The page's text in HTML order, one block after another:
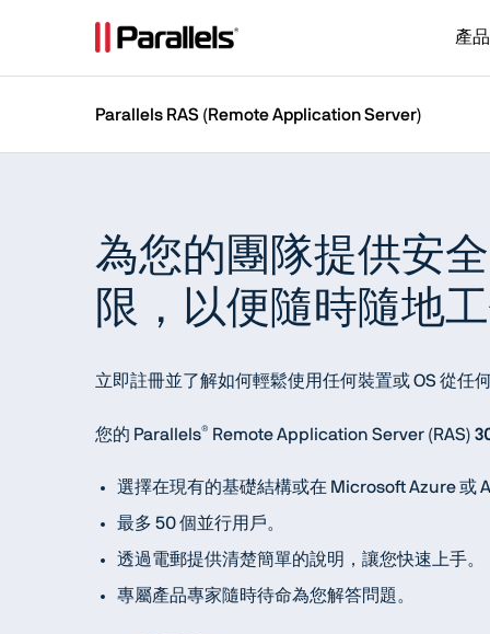
產品
Parallels RAS (Remote Application Server)
為您的團隊提供安
限，以便隨時隨地
立即註冊並了解如何輕鬆使用任何裝置或 OS 從任
您的 Parallels® Remote Application Server (RAS)
選擇在現有的基礎結構或在 Microsoft Azure 或
最多 50 個並行用戶。
透過電郵提供清楚簡單的說明，讓您快速上手。
專屬產品專家隨時待命為您解答問題。